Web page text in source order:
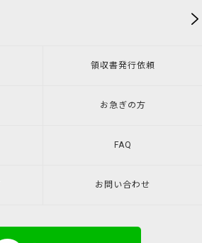
領収書発行依頼
お急ぎの方
FAQ
お問い合わせ